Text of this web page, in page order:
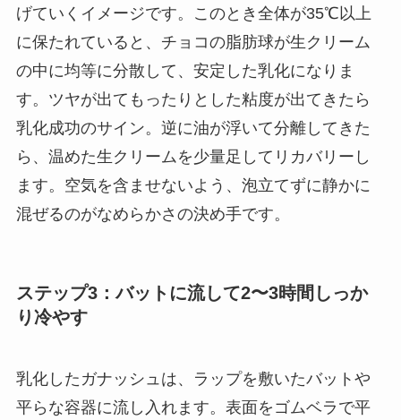
げていくイメージです。このとき全体が35℃以上
に保たれていると、チョコの脂肪球が生クリーム
の中に均等に分散して、安定した乳化になりま
す。ツヤが出てもったりとした粘度が出てきたら
乳化成功のサイン。逆に油が浮いて分離してきた
ら、温めた生クリームを少量足してリカバリーし
ます。空気を含ませないよう、泡立てずに静かに
混ぜるのがなめらかさの決め手です。
ステップ3：バットに流して2〜3時間しっか
り冷やす
乳化したガナッシュは、ラップを敷いたバットや
平らな容器に流し入れます。表面をゴムベラで平